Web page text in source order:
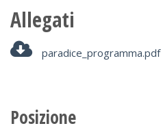
Allegati
paradice_programma.pdf
Posizione